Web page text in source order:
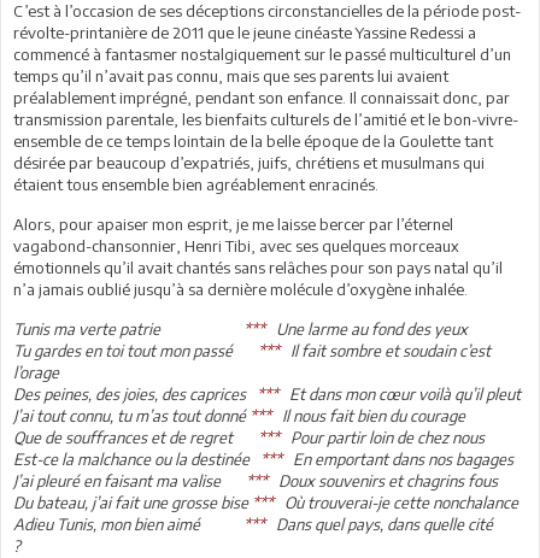
C’est à l’occasion de ses déceptions circonstancielles de la période post-
révolte-printanière de 2011 que le jeune cinéaste Yassine Redessi a
commencé à fantasmer nostalgiquement sur le passé multiculturel d’un
temps qu’il n’avait pas connu, mais que ses parents lui avaient
préalablement imprégné, pendant son enfance. Il connaissait donc, par
transmission parentale, les bienfaits culturels de l’amitié et le bon-vivre-
ensemble de ce temps lointain de la belle époque de la Goulette tant
désirée par beaucoup d’expatriés, juifs, chrétiens et musulmans qui
étaient tous ensemble bien agréablement enracinés.
Alors, pour apaiser mon esprit, je me laisse bercer par l’éternel
vagabond-chansonnier, Henri Tibi, avec ses quelques morceaux
émotionnels qu’il avait chantés sans relâches pour son pays natal qu’il
n’a jamais oublié jusqu’à sa dernière molécule d’oxygène inhalée.
Tunis ma verte patrie ***Une larme au fond des yeux
Tu gardes en toi tout mon passé
***
Il fait sombre et soudain c’est
l’orage
Des peines, des joies, des caprices
***
Et dans mon cœur voilà qu’il pleut
J’ai tout connu, tu m’as tout donné ***
Il nous fait bien du courage
Que de souffrances et de regret
***
Pour partir loin de chez nous
Est-ce la malchance ou la destinée
***
En emportant dans nos bagages
J’ai pleuré en faisant ma valise
***
Doux souvenirs et chagrins fous
Du bateau, j’ai fait une grosse bise ***
Où trouverai-je cette nonchalance
Adieu Tunis, mon bien aimé
***
Dans quel pays, dans quelle cité
?